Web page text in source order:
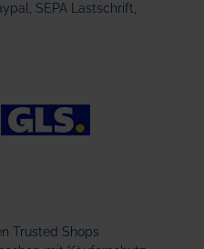
SEPA Lastschrift,
Trusted Shops